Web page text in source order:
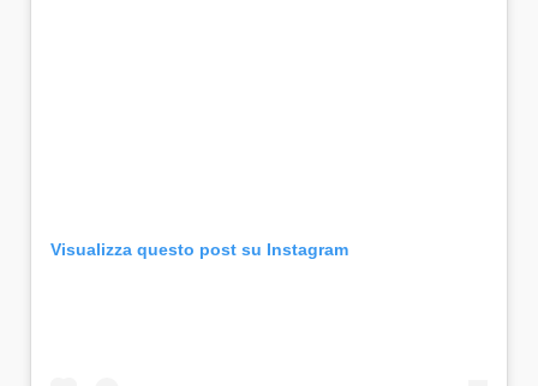
Visualizza questo post su Instagram